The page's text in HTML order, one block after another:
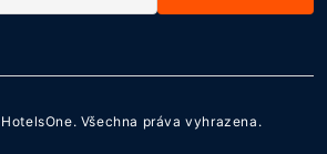
HotelsOne. Všechna práva vyhrazena.